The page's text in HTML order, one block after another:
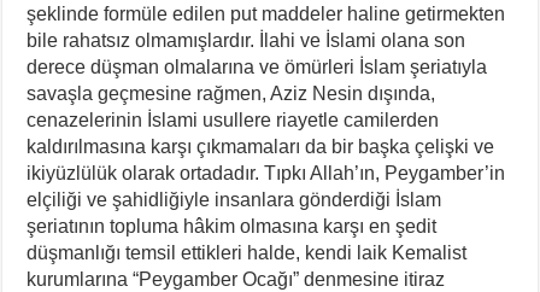
şeklinde formüle edilen put maddeler haline getirmekten
bile rahatsız olmamışlardır. İlahi ve İslami olana son
derece düşman olmalarına ve ömürleri İslam şeriatıyla
savaşla geçmesine rağmen, Aziz Nesin dışında,
cenazelerinin İslami usullere riayetle camilerden
kaldırılmasına karşı çıkmamaları da bir başka çelişki ve
ikiyüzlülük olarak ortadadır. Tıpkı Allah’ın, Peygamber’in
elçiliği ve şahidliğiyle insanlara gönderdiği İslam
şeriatının topluma hâkim olmasına karşı en şedit
düşmanlığı temsil ettikleri halde, kendi laik Kemalist
kurumlarına “Peygamber Ocağı” denmesine itiraz